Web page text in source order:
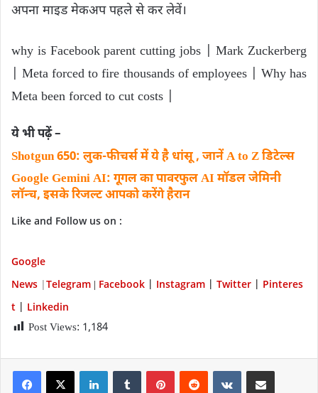
अपना माइड मेकअप पहले से कर लेवें।
why is Facebook parent cutting jobs | Mark Zuckerberg
| Meta forced to fire thousands of employees | Why has
Meta been forced to cut costs |
ये भी पढ़ें –
Shotgun 650: लुक-फीचर्स में ये है धांसू , जानें A to Z डिटेल्‍स
Google Gemini AI: गूगल का पावरफुल AI मॉडल जेमिनी
लॉन्च, इसके रिजल्‍ट आपको करेंगे हैरान
Like and Follow us on :
Google
News |Telegram Facebook Instagram Twitter Pinteres
t
Linkedin
Post Views: 1,184